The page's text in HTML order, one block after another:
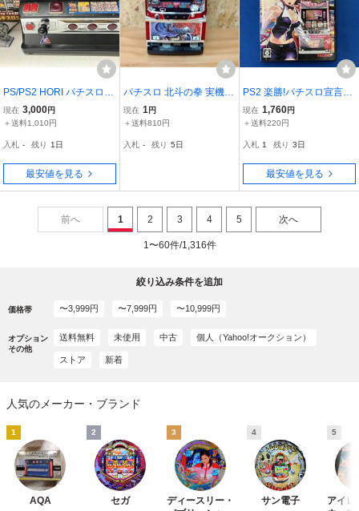
PS/PS2 HORI パチスロコ
ントローラーPRO アルゼ
公認HPS-120
現在 3,000円
＋送料1,010円
入札 - 残り 1日
最安値を見る
パチスロ 北斗の拳 実機型
貯金箱 コインバンク スロ
ットバンク 動作確認済み
現在 1 円
＋送料810円
入札 - 残り 5日
PS2 楽勝!パチスロ宣言6
リオ2 クルージング ヴァ
ナディース
現在 1,760円
＋送料220円
入札 1 残り 3日
最安値を見る
前へ 1 2 3 4 5 次へ
1〜60件/1,316件
絞り込み条件を追加
価格帯 〜3,999円 〜7,999円 〜10,999円
オプション
その他
送料無料 未使用 中古 個人（Yahoo!オークション）
ストア 新着
人気のメーカー・ブランド
1
AQA
2
セガ
3
ディースリー・
4
サン電子
5
アイレ